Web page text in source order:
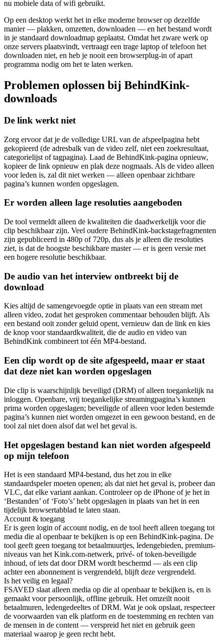
nu mobiele data of wifi gebruikt.
Op een desktop werkt het in elke moderne browser op dezelfde
manier — plakken, omzetten, downloaden — en het bestand wordt
in je standaard downloadmap geplaatst. Omdat het zware werk op
onze servers plaatsvindt, vertraagt een trage laptop of telefoon het
downloaden niet, en heb je nooit een browserplug-in of apart
programma nodig om het te laten werken.
Problemen oplossen bij BehindKink-
downloads
De link werkt niet
Zorg ervoor dat je de volledige URL van de afspeelpagina hebt
gekopieerd (de adresbalk van de video zelf, niet een zoekresultaat,
categorielijst of tagpagina). Laad de BehindKink-pagina opnieuw,
kopieer de link opnieuw en plak deze nogmaals. Als de video alleen
voor leden is, zal dit niet werken — alleen openbaar zichtbare
pagina’s kunnen worden opgeslagen.
Er worden alleen lage resoluties aangeboden
De tool vermeldt alleen de kwaliteiten die daadwerkelijk voor die
clip beschikbaar zijn. Veel oudere BehindKink-backstagefragmenten
zijn gepubliceerd in 480p of 720p, dus als je alleen die resoluties
ziet, is dat de hoogste beschikbare master — er is geen versie met
een hogere resolutie beschikbaar.
De audio van het interview ontbreekt bij de
download
Kies altijd de samengevoegde optie in plaats van een stream met
alleen video, zodat het gesproken commentaar behouden blijft. Als
een bestand ooit zonder geluid opent, vernieuw dan de link en kies
de knop voor standaardkwaliteit, die de audio en video van
BehindKink combineert tot één MP4-bestand.
Een clip wordt op de site afgespeeld, maar er staat
dat deze niet kan worden opgeslagen
Die clip is waarschijnlijk beveiligd (DRM) of alleen toegankelijk na
inloggen. Openbare, vrij toegankelijke streamingpagina’s kunnen
prima worden opgeslagen; beveiligde of alleen voor leden bestemde
pagina’s kunnen niet worden omgezet in een gewoon bestand, en de
tool zal niet doen alsof dat wel het geval is.
Het opgeslagen bestand kan niet worden afgespeeld
op mijn telefoon
Het is een standaard MP4-bestand, dus het zou in elke
standaardspeler moeten openen; als dat niet het geval is, probeer dan
VLC, dat elke variant aankan. Controleer op de iPhone of je het in
‘Bestanden’ of ‘Foto’s’ hebt opgeslagen in plaats van het in een
tijdelijk browsertabblad te laten staan.
Account & toegang
Er is geen login of account nodig, en de tool heeft alleen toegang tot
media die al openbaar te bekijken is op een BehindKink-pagina. De
tool geeft geen toegang tot betaalmuurtjes, ledengebieden, premium-
niveaus van het Kink.com-netwerk, privé- of token-beveiligde
inhoud, of iets dat door DRM wordt beschermd — als een clip
achter een abonnement is vergrendeld, blijft deze vergrendeld.
Is het veilig en legaal?
FSAVED slaat alleen media op die al openbaar te bekijken is, en is
gemaakt voor persoonlijk, offline gebruik. Het omzeilt nooit
betaalmuren, ledengedeeltes of DRM. Wat je ook opslaat, respecteer
de voorwaarden van elk platform en de toestemming en rechten van
de mensen in de content — verspreid het niet en gebruik geen
materiaal waarop je geen recht hebt.